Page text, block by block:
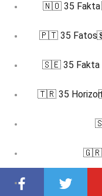
🇳🇴 35 Fakta
🇵🇹 35 Fatos
🇸🇪 35 Fakta
🇹🇷 35 Horizon
🇬🇷